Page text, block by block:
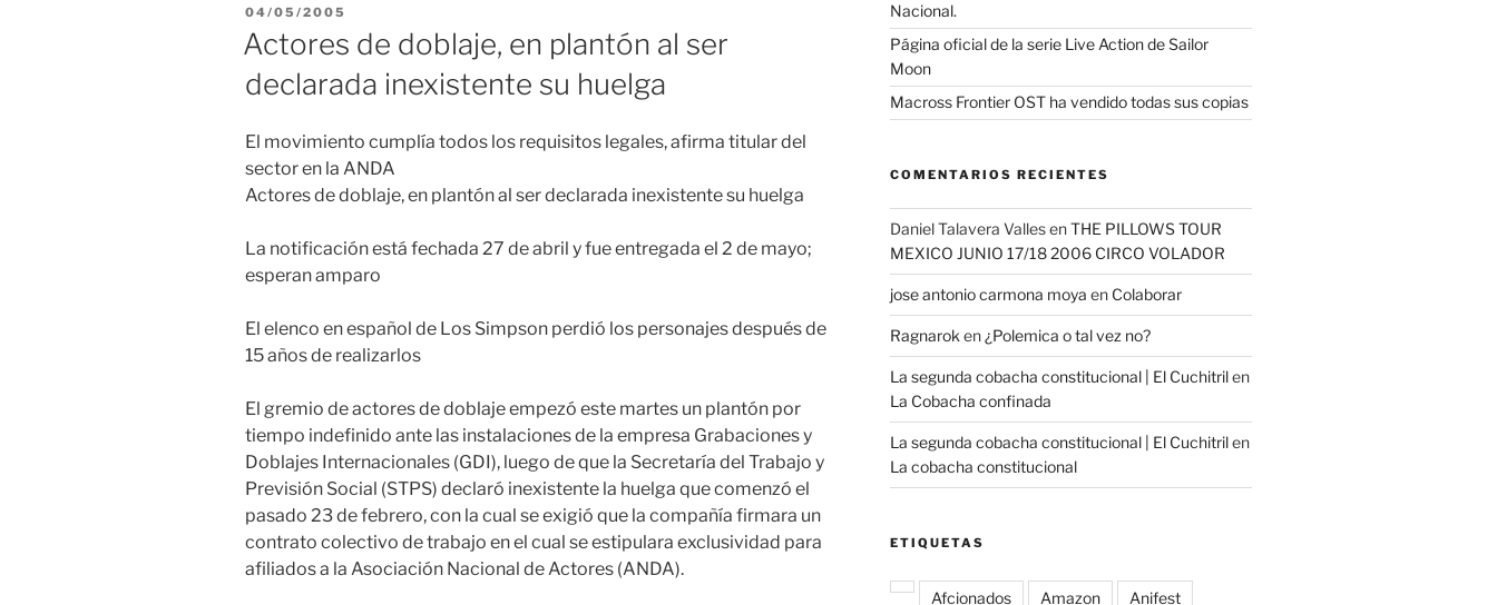
PUBLICADO
EL
04/05/2005
Actores de doblaje, en plantón al ser
declarada inexistente su huelga
El movimiento cumplía todos los requisitos legales, afirma titular del
sector en la ANDA
Actores de doblaje, en plantón al ser declarada inexistente su huelga
La notificación está fechada 27 de abril y fue entregada el 2 de mayo;
esperan amparo
El elenco en español de Los Simpson perdió los personajes después de
15 años de realizarlos
El gremio de actores de doblaje empezó este martes un plantón por
tiempo indefinido ante las instalaciones de la empresa Grabaciones y
Doblajes Internacionales (GDI), luego de que la Secretaría del Trabajo y
Previsión Social (STPS) declaró inexistente la huelga que comenzó el
pasado 23 de febrero, con la cual se exigió que la compañía firmara un
contrato colectivo de trabajo en el cual se estipulara exclusividad para
afiliados a la Asociación Nacional de Actores (ANDA).
Nacional.
Página oficial de la serie Live Action de Sailor
Moon
Macross Frontier OST ha vendido todas sus copias
COMENTARIOS RECIENTES
Daniel Talavera VallesenTHE PILLOWS TOUR
MEXICO JUNIO 17/18 2006 CIRCO VOLADOR
jose antonio carmona moya en Colaborar
Ragnarok en¿Polemica o tal vez no?
La segunda cobacha constitucional | El Cuchitrilen
La Cobacha confinada
La segunda cobacha constitucional | El Cuchitrilen
La cobacha constitucional
ETIQUETAS
Afcionados Amazon Anifest